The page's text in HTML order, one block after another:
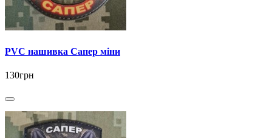
PVC нашивка Сапер міни
130грн